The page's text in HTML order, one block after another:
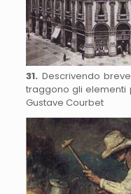
31. Descrivendo
traggono gli elementi
Gustave Courbet